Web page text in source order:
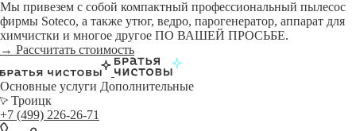
Мы привезем с собой компактный профессиональный пылесос
фирмы Soteco, а также утюг, ведро, парогенератор, аппарат для
химчистки и многое другое ПО ВАШЕЙ ПРОСЬБЕ.
→ Рассчитать стоимость
Основные услуги Дополнительные
Троицк
+7 (499) 226-26-71